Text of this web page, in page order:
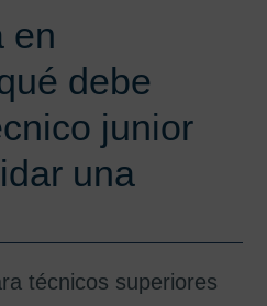
en
debe
junior
una
técnicos superiores